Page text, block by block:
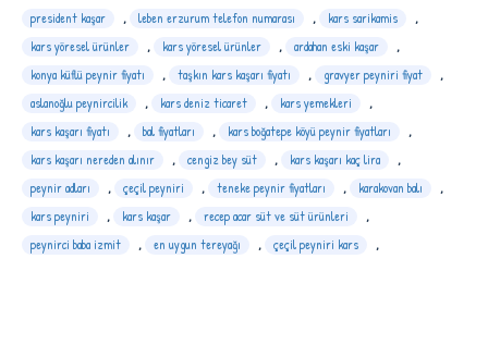
president kaşar
, leben erzurum telefon numarası , kars sarikamis
,
kars yöresel ürünler
, kars yöresel ürünler , ardahan eski kaşar
,
konya küflü peynir fiyatı
, taşkın kars kaşarı fiyatı , gravyer peyniri fiyat
,
aslanoğlu peynircilik
, kars deniz ticaret , kars yemekleri
,
kars kaşarı fiyatı
, bal fiyatları , kars boğatepe köyü peynir fiyatları
,
kars kaşarı nereden alınır
, cengiz bey süt , kars kaşarı kaç lira
,
peynir adları
, çeçil peyniri , teneke peynir fiyatları , karakovan balı
,
kars peyniri
, kars kaşar , recep acar süt ve süt ürünleri
,
peynirci baba izmit
, en uygun tereyağı , çeçil peyniri kars ,